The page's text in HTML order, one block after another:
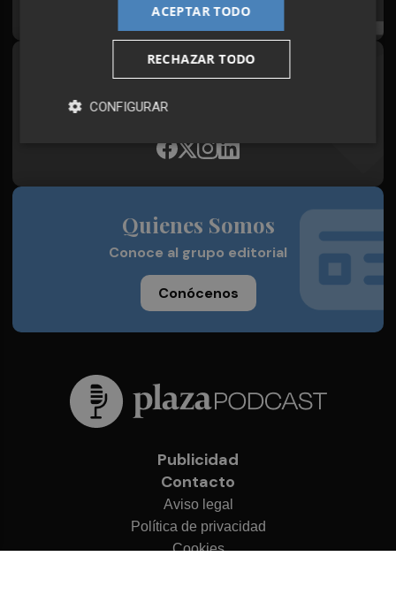
Síguenos en redes
Plaza Podcast, desde cualquier medio
Quienes Somos
Conoce al grupo editorial
Conócenos
Publicidad
Contacto
Aviso legal
Política de privacidad
Cookies
ACEPTAR TODO
RECHAZAR TODO
CONFIGURAR